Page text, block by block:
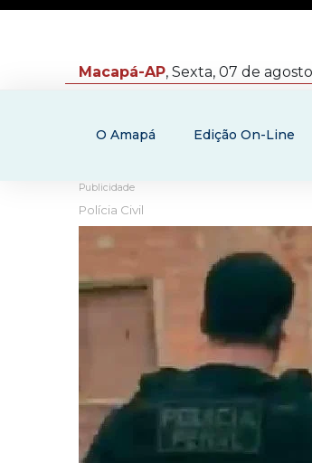
Macapá-AP, Sexta, 07 de
O Amapá Edição On-Line
Publicidade
Polícia Civil